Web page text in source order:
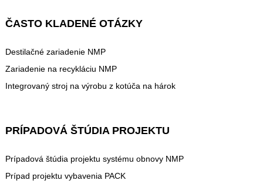
ČASTO KLADENÉ OTÁZKY
Destilačné zariadenie NMP
Zariadenie na recykláciu NMP
Integrovaný stroj na výrobu z kotúča na hárok
PRÍPADOVÁ ŠTÚDIA PROJEKTU
Prípadová štúdia projektu systému obnovy NMP
Prípad projektu vybavenia PACK